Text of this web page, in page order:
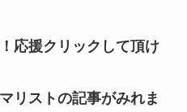
応援クリックして頂け
リストの記事がみれま